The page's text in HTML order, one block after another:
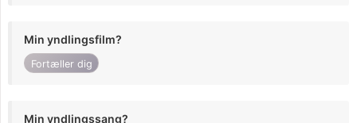
Min yndlingsfilm?
Fortæller dig
Min yndlingssang?